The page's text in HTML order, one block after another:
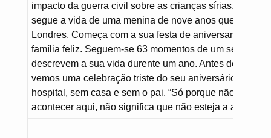
impacto da guerra civil sobre as crianças sírias. O vídeo
segue a vida de uma menina de nove anos que vive em
Londres. Começa com a sua festa de aniversario no
família feliz. Seguem-se 63 momentos de um segundo
descrevem a sua vida durente um ano. Antes de
vemos uma celebração triste do seu aniversário num
hospital, sem casa e sem o pai. “Só porque não está a
acontecer aqui, não significa que não esteja a